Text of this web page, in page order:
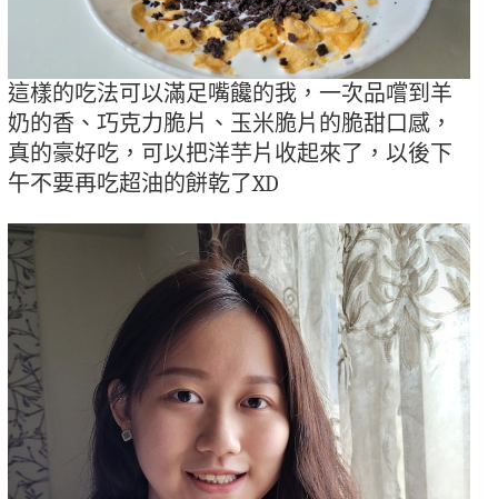
這樣的吃法可以滿足嘴饞的我，一次品嚐到羊
奶的香、巧克力脆片、玉米脆片的脆甜口感，
真的豪好吃，可以把洋芋片收起來了，以後下
午不要再吃超油的餅乾了XD